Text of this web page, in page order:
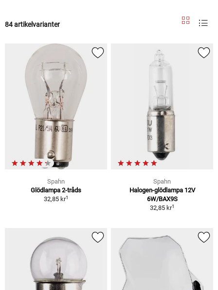
84 artikelvarianter
Spahn
Glödlampa 2-tråds
32,85 kr1
Spahn
Halogen-glödlampa 12V
6W/BAX9S
32,85 kr1